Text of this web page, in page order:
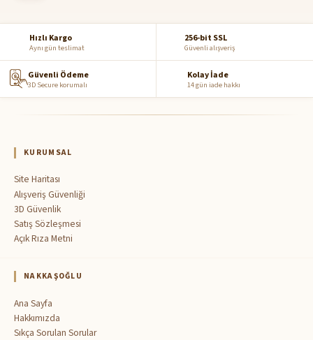
Hızlı Kargo
Aynı gün teslimat
256-bit SSL
Güvenli alışveriş
Güvenli Ödeme
3D Secure korumalı
Kolay İade
14 gün iade hakkı
KURUMSAL
Site Haritası
Alışveriş Güvenliği
3D Güvenlik
Satış Sözleşmesi
Açık Rıza Metni
NAKKAŞOĞLU
Ana Sayfa
Hakkımızda
Sıkça Sorulan Sorular